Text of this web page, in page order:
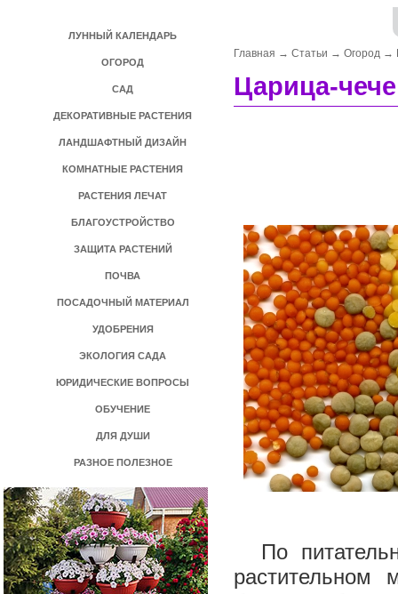
ЛУННЫЙ КАЛЕНДАРЬ
ОГОРОД
САД
ДЕКОРАТИВНЫЕ РАСТЕНИЯ
ЛАНДШАФТНЫЙ ДИЗАЙН
КОМНАТНЫЕ РАСТЕНИЯ
РАСТЕНИЯ ЛЕЧАТ
БЛАГОУСТРОЙСТВО
ЗАЩИТА РАСТЕНИЙ
ПОЧВА
ПОСАДОЧНЫЙ МАТЕРИАЛ
УДОБРЕНИЯ
ЭКОЛОГИЯ САДА
ЮРИДИЧЕСКИЕ ВОПРОСЫ
ОБУЧЕНИЕ
ДЛЯ ДУШИ
РАЗНОЕ ПОЛЕЗНОЕ
Главная → Статьи → Огород →
Царица-
По
растительном